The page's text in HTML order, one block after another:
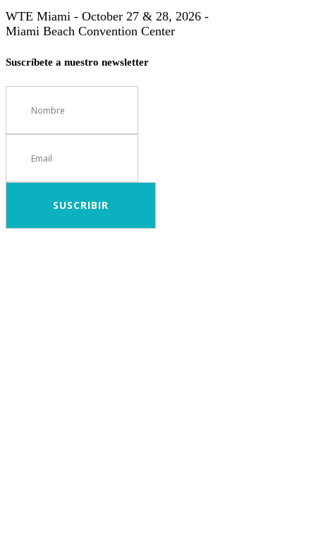
WTE Miami - October 27 & 28, 2026 -
Miami Beach Convention Center
Suscríbete a nuestro newsletter